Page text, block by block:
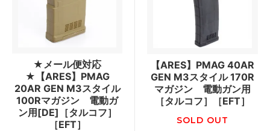
★メール便対応
★【ARES】PMAG
20AR GEN M3スタイル
100Rマガジン 電動ガ
ン用[DE]［タルコフ］
［EFT］
【ARES】PMAG 40AR
GEN M3スタイル 170R
マガジン 電動ガン用
［タルコフ］［EFT］
SOLD OUT